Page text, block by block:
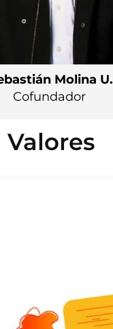
Molina U.
Cofundador
Valores